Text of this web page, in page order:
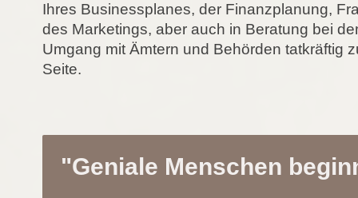
Ihres Businessplanes, der Finanzplanung,
des Marketings, aber auch in Beratung bei
Umgang mit Ämtern und Behörden tatkräftig
Seite.
"Geniale Menschen